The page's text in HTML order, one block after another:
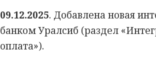
09.12.2025. Добавлена новая
банком Уралсиб (раздел
оплата»).